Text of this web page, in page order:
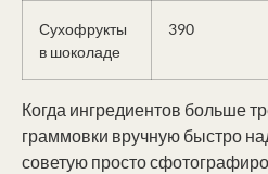
Сухофрукты
в шоколаде
390
Когда ингредиентов больше
граммовки вручную быстро
советую просто